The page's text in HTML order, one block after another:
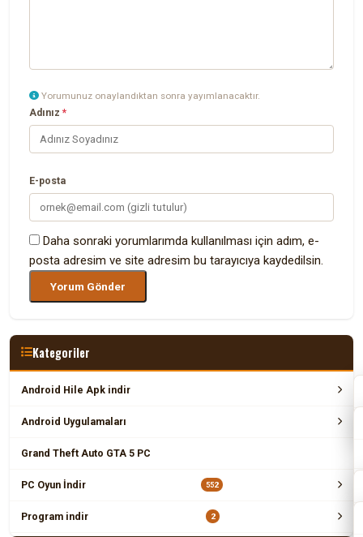
Yorumunuz onaylandıktan sonra yayımlanacaktır.
Adınız*
E-posta
Daha sonraki yorumlarımda kullanılması için adım, e-
posta adresim ve site adresim bu tarayıcıya kaydedilsin.
Kategoriler
Android Hile Apk indir
Android Uygulamaları
Grand Theft Auto GTA 5 PC
PC Oyun İndir 552
Program indir 2